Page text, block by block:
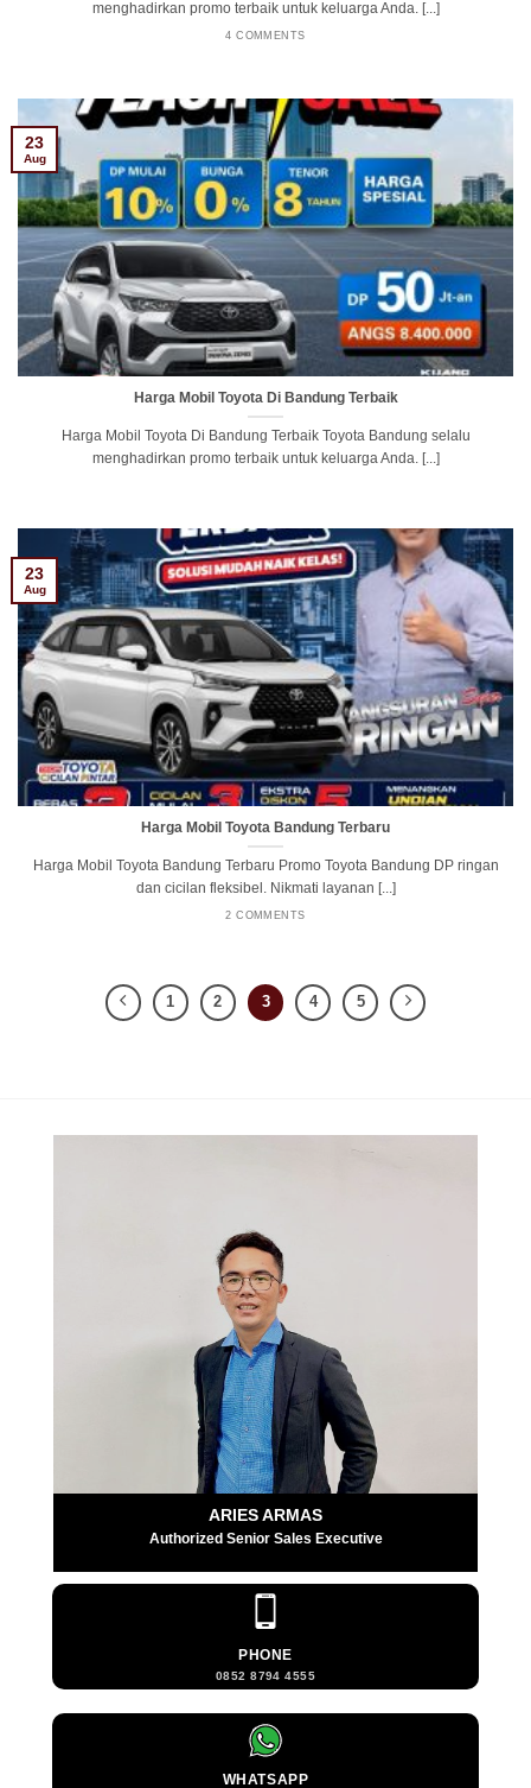
menghadirkan promo terbaik untuk keluarga Anda. [...]
4 COMMENTS
Harga Mobil Toyota Di Bandung Terbaik
Harga Mobil Toyota Di Bandung Terbaik Toyota Bandung selalu
menghadirkan promo terbaik untuk keluarga Anda. [...]
23
Aug
Harga Mobil Toyota Bandung Terbaru
Harga Mobil Toyota Bandung Terbaru Promo Toyota Bandung DP ringan
dan cicilan fleksibel. Nikmati layanan [...]
2 COMMENTS
23
Aug
1 2 3 4 5
ARIES ARMAS
Authorized Senior Sales Executive
PHONE
0852 8794 4555
WHATSAPP